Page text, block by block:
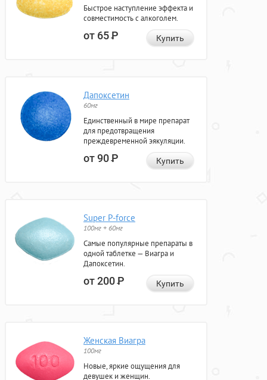
Быстрое наступление эффекта и
совместимость с алкоголем.
от 65Р Купить
Дапоксетин
60мг
Единственный в мире препарат
для предотвращения
преждевременной эякуляции.
от 90Р Купить
Super P-force
100мг + 60мг
Самые популярные препараты в
одной таблетке — Виагра и
Дапоксетин.
от 200Р Купить
Женская Виагра
100мг
Новые, яркие ощущения для
девушек и женщин.